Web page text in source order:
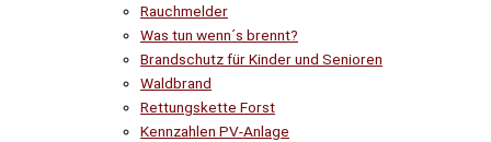
Rauchmelder
Was tun wenn´s brennt?
Brandschutz für Kinder und Senioren
Waldbrand
Rettungskette Forst
Kennzahlen PV-Anlage